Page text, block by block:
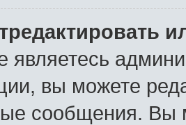
являетесь
вы можете
сообщения. Вы